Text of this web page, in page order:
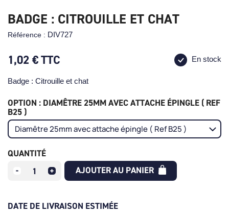
BADGE : CITROUILLE ET CHAT
Référence : DIV727
1,02 €TTC En stock
Badge : Citrouille et chat
OPTION : DIAMÊTRE 25MM AVEC ATTACHE ÉPINGLE ( REF
B25 )
QUANTITÉ
AJOUTER AU PANIER
DATE DE LIVRAISON ESTIMÉE